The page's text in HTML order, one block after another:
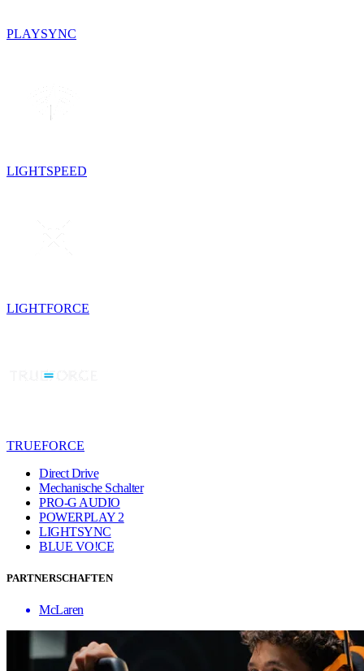
PLAYSYNC
LIGHTSPEED
LIGHTFORCE
TRUEFORCE
Direct Drive
Mechanische Schalter
PRO-G AUDIO
POWERPLAY 2
LIGHTSYNC
BLUE VO!CE
PARTNERSCHAFTEN
McLaren